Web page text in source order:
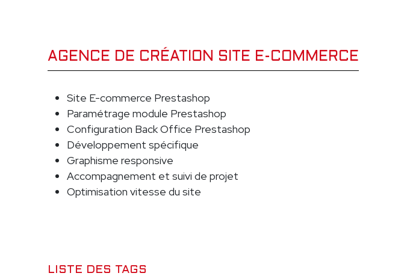
AGENCE DE CRÉATION SITE E-COMMERCE
Site E-commerce Prestashop
Paramétrage module Prestashop
Configuration Back Office Prestashop
Développement spécifique
Graphisme responsive
Accompagnement et suivi de projet
Optimisation vitesse du site
LISTE DES TAGS